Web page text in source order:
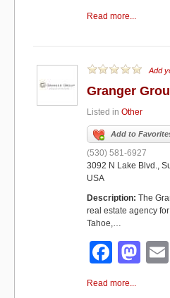
a
e
b
o
o
k
o
d
o
n
Read more...
Add
Granger
Listed in Other
Add to
(530) 581-6927
3092 N Lake Blvd.,
USA
Description: The
real estate agency
Tahoe,…
F
a
M
Read more...